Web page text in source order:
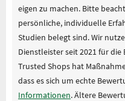
eigen zu machen. Bitte
persönliche, individuelle
Studien belegt sind. Wir
Dienstleister seit 2021 für
Trusted Shops hat
dass es sich um echte
Informationen. Ältere